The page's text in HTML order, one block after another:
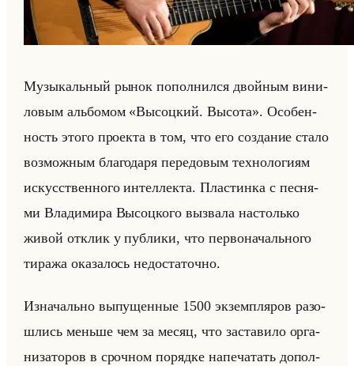
Му­зы­кальный рынок по­пол­нил­ся двойным ви­ни­
ло­вым альбо­мом «Высоцкий. Высота». Осо­бен­
ность этого про­ек­та в том, что его со­зда­ние стало
воз­мож­ным бла­го­да­ря пе­ре­до­вым тех­но­ло­ги­ям
ис­кус­ствен­но­го ин­тел­лек­та. Пла­стин­ка с пес­ня­
ми Вла­ди­ми­ра Вы­соц­ко­го вы­зва­ла на­столько
живой от­клик у пуб­ли­ки, что пер­во­на­чально­го
ти­ра­жа ока­за­лось недо­ста­точ­но.
Из­на­чально вы­пу­щен­ные 1500 эк­зем­пля­ров разо­
шлись меньше чем за месяц, что за­ста­ви­ло ор­га­
ни­за­то­ров в сроч­ном по­ряд­ке на­пе­ча­тать до­пол­